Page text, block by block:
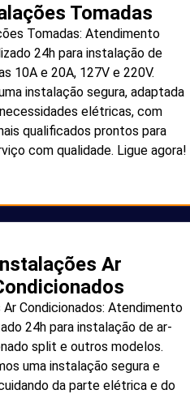
Tomadas
Tomadas: Atendimento
24h para instalação de
10A e 20A, 127V e 220V.
instalação segura, adaptada
elétricas, com
qualificados prontos para
com qualidade. Ligue agora!
Ar
Condicionados: Atendimento
24h para instalação de ar-
split e outros modelos.
uma instalação segura e
da parte elétrica e do